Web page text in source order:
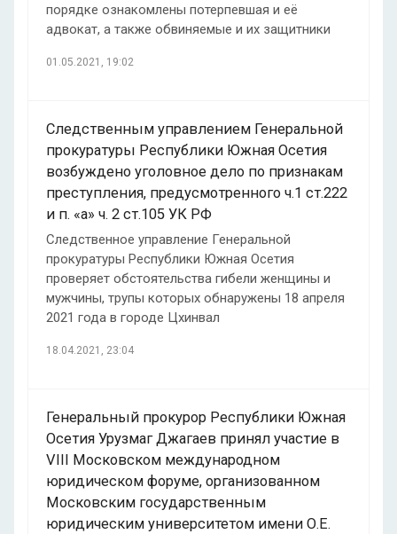
порядке ознакомлены потерпевшая и её
адвокат, а также обвиняемые и их защитники
01.05.2021, 19:02
Следственным управлением Генеральной
прокуратуры Республики Южная Осетия
возбуждено уголовное дело по признакам
преступления, предусмотренного ч.1 ст.222
и п. «а» ч. 2 ст.105 УК РФ
Следственное управление Генеральной
прокуратуры Республики Южная Осетия
проверяет обстоятельства гибели женщины и
мужчины, трупы которых обнаружены 18 апреля
2021 года в городе Цхинвал
18.04.2021, 23:04
Генеральный прокурор Республики Южная
Осетия Урузмаг Джагаев принял участие в
VIII Московском международном
юридическом форуме, организованном
Московским государственным
юридическим университетом имени О.Е.